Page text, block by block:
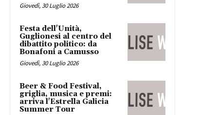
Giovedì, 30 Luglio 2026
Festa dell'Unità,
Guglionesi al centro del
dibattito politico: da
Bonafoni a Camusso
Giovedì, 30 Luglio 2026
Beer & Food Festival,
griglia, musica e premi:
arriva l'Estrella Galicia
Summer Tour